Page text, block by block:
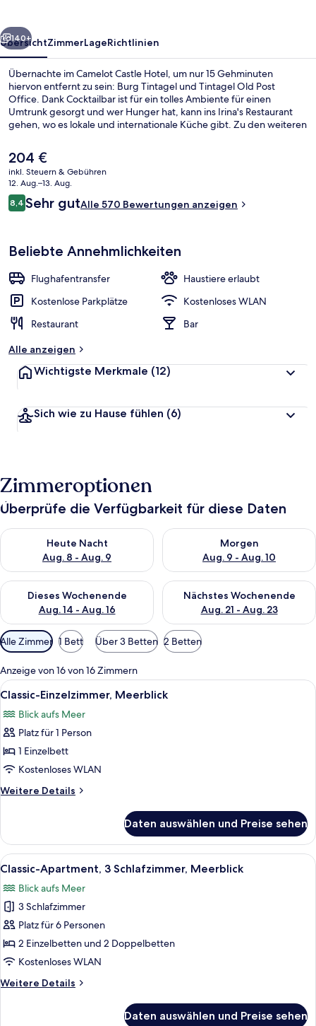
Weiter
140+
ÜbersichtZimmerLageRichtlinien
Übernachte im Camelot Castle Hotel, um nur 15 Gehminuten
hiervon entfernt zu sein: Burg Tintagel und Tintagel Old Post
Office. Dank Cocktailbar ist für ein tolles Ambiente für einen
Umtrunk gesorgt und wer Hunger hat, kann ins Irina's Restaurant
gehen, wo es lokale und internationale Küche gibt. Zu den weiteren
Snackbar, eine Terrasse und ein Garten. Anderen Reisenden
gefallen das hilfsbereite Personal und die Lage sehr gut.
Der
aktuelle
Preis
beträgt
204 €.
204 €
inkl. Steuern & Gebühren
12. Aug.–13. Aug.
Bewertungen
8,48,4 von 10.
Sehr gutAlle 570 Bewertungen anzeigen
Beliebte Annehmlichkeiten
Flughafentransfer
Haustiere erlaubt
Kostenlose Parkplätze
Kostenloses WLAN
Restaurant
Bar
Alle anzeigen
Wichtigste Merkmale (12)
Sich wie zu Hause fühlen (6)
Zimmeroptionen
Überprüfe die Verfügbarkeit für diese Daten
Heute Nacht
Aug. 8 - Aug. 9
Überprüfe die Verfügbarkeit für heute Nacht, Aug. 8 - Aug. 9.
Morgen
Aug. 9 - Aug. 10
Überprüfe die Verfügbarkeit
Dieses Wochenende
Aug. 14 - Aug. 16
Überprüfe die Verfügbarkeit für dieses Wochenende, Aug. 14
Nächstes Wochenende
Aug. 21 - Aug. 23
Überprüfe die Verfügbarkeit
Verfügbare
Filter
für
Zimmer
Alle Zimmer 1 Bett Über 3 Betten 2 Betten
Anzeige von 16 von 16 Zimmern
Alle
Fotos
für
Classic-
Einzelzimmer,
Meerblick
anzeigen
Ein Schlafzimmer mit einem Bett,
5
Classic-Einzelzimmer, Meerblick
Blick aufs Meer
Platz für 1 Person
1 Einzelbett
Kostenloses WLAN
Weitere Details
Weitere
Einzelzimmer,
Meerblick
Daten auswählen und Preise sehen
Alle
Fotos
für
Classic-
Apartment,
3 Schlafzimmer,
Meerblick
Ein Luftbild einer Küstenlandschaft
8
Classic-Apartment, 3 Schlafzimmer, Meerblick
Blick aufs Meer
3 Schlafzimmer
Platz für 6 Personen
2 Einzelbetten und 2 Doppelbetten
Kostenloses WLAN
Weitere Details
Weitere
Daten auswählen und Preise sehen